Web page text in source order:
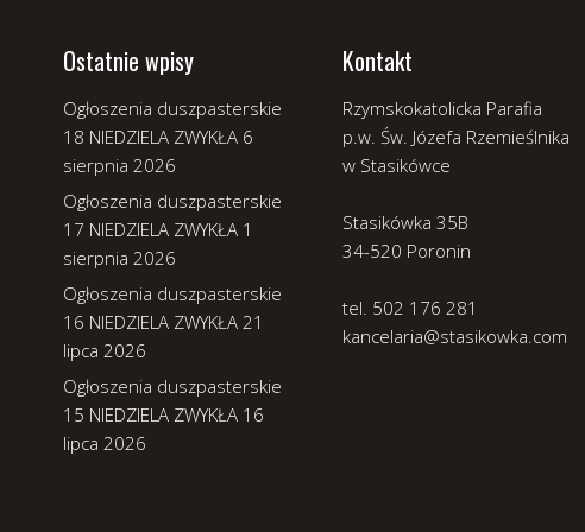
Ostatnie wpisy
Ogłoszenia duszpasterskie
18 NIEDZIELA ZWYKŁA 6
sierpnia 2026
Ogłoszenia duszpasterskie
17 NIEDZIELA ZWYKŁA 1
sierpnia 2026
Ogłoszenia duszpasterskie
16 NIEDZIELA ZWYKŁA 21
lipca 2026
Ogłoszenia duszpasterskie
15 NIEDZIELA ZWYKŁA 16
lipca 2026
Kontakt
Rzymskokatolicka Parafia
p.w. Św. Józefa Rzemieślnika
w Stasikówce
Stasikówka 35B
34-520 Poronin
tel. 502 176 281
kancelaria@stasikowka.com